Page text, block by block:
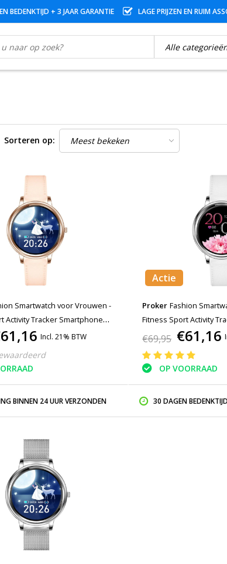
BEDENKTIJD + 3 JAAR GARANTIE LAGE PRIJZEN EN RUIM
Sorteren op:
Smartwatch voor Vrouwen -
Activity Tracker Smartphone
Android - GoudIncl. 21% BTW
Actie
Proker Fashion
Fitness Sport Activity
Horloge iOS Android -
€69,95 €61,16
OP VOORRAAD
BINNEN 24 UUR VERZONDEN 30 DAGEN